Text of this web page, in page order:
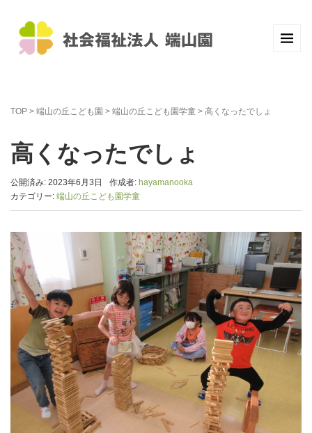
TOP > 端山の丘こども園 > 端山の丘こども園学童 > 高くなったでしょ
高くなったでしょ
公開済み: 2023年6月3日 作成者: hayamanooka
カテゴリー: 端山の丘こども園学童